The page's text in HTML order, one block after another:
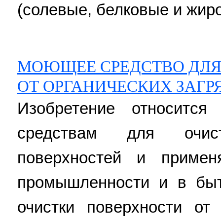
(солевые, белковые и
МОЮЩЕЕ СРЕДСТВО
ОТ ОРГАНИЧЕСКИХ
Изобретение
средствам для
поверхностей и
промышленности и в
очистки поверхности от